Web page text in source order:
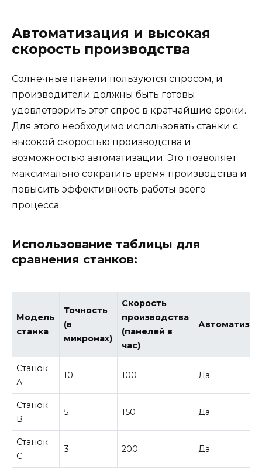
Автоматизация и высокая
скорость производства
Солнечные панели пользуются спросом, и
производители должны быть готовы
удовлетворить этот спрос в кратчайшие сроки.
Для этого необходимо использовать станки с
высокой скоростью производства и
возможностью автоматизации. Это позволяет
максимально сократить время производства и
повысить эффективность работы всего
процесса.
Использование таблицы для
сравнения станков:
Модель
станка
Точность
(в
микронах)
Скорость
производства
(панелей в
час)
Станок
A
10 100 Да
Станок
B
5 150 Да
Станок
C
3 200 Да